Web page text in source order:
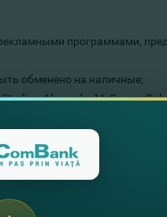
программами,
обменено на наличные;
Alexander McQueen,
Kids, Chanel Pre-Owned,
Zegna, Ermenegildo
Gucci, Gucci Eyewear,
Miu, Miu Miu Eyewear, Mm6
Prada Eyewear, Rick
Tiffany & Co., Tiffany & Co.,